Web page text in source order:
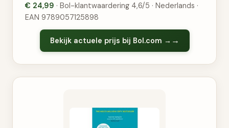
€ 24,99 · Bol-klantwaardering 4,6/5 · Nederlands ·
EAN 9789057125898
Bekijk actuele prijs bij Bol.com →